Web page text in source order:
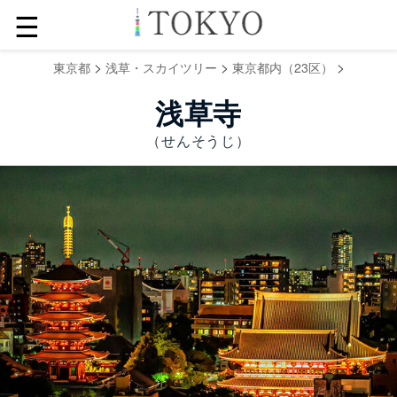
☰
東京都> 浅草・スカイツリー > 東京都内（23区） >
浅草寺
（せんそうじ）